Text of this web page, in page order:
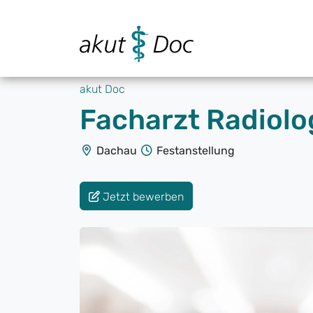
akut Doc
Facharzt
Dachau Festanstellung
Jetzt bewerben